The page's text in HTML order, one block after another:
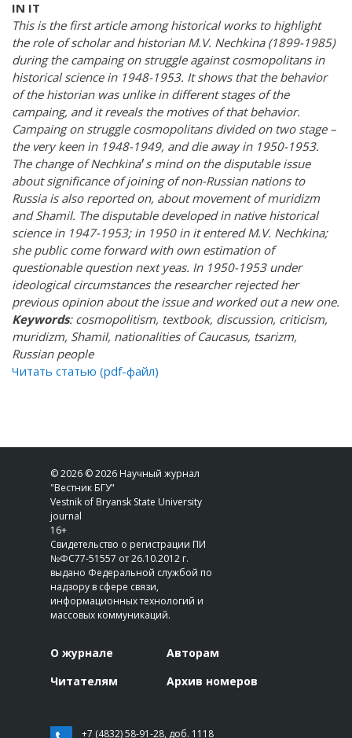
IN IT
This is the first article among historical works to highlight
the role of scholar and historian M.V. Nechkina (1899-1985)
during the campaing on struggle against cosmopolitans in
historical science in 1948-1953. It shows that the behavior
of the historian was unlike in different stages of the
campaing, and it reveals the motives of that behavior.
Campaing on struggle cosmopolitans divided on two stage –
the very keen in 1948-1949, and die away in 1950-1953.
The change of Nechkina׳s mind on the disputable issue
about significance of joining of non-Russian nations to
Russia is also reported on, about movement of muridizm
and Shamil. The disputable developed in native historical
science in 1947-1953; in 1950 in it entered M.V. Nechkina;
she public come forward with own estimation of
questionable question next yeas. In 1950-1953 under
ideological circumstances the researcher rejected her
previous opinion about the issue and worked out a new one.
Keywords: cosmopolitism, textbook, discussion, criticism,
muridizm, Shamil, nationalities of Caucasus, tsarizm,
Russian people
Читать статью (pdf-файл)
© 2026 © 2026 Научный журнал
"Вестник БГУ"
Vestnik of Bryansk State University
journal
16+
Свидетельство о регистрации ПИ
№ФС77-51557 от 26.10.2012 г.
выдано Федеральной службой по
надзору в сфере связи,
информационных технологий и
массовых коммуникаций.
О журнале
Авторам
Читателям
Архив номеров
+7 (4832) 58-91-28, доб. 1118